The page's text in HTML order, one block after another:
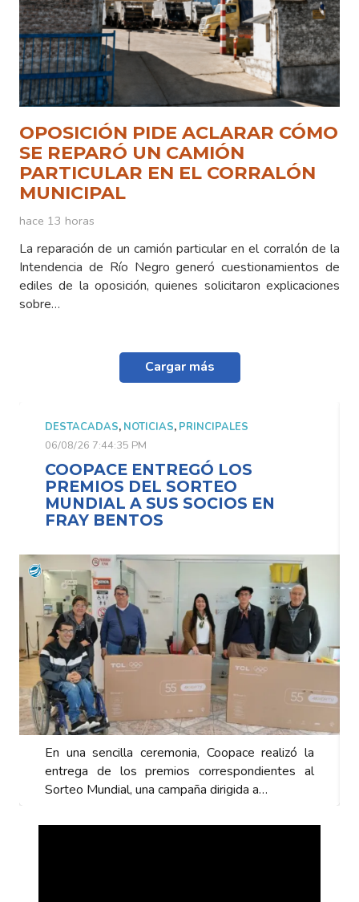
OPOSICIÓN PIDE ACLARAR CÓMO
SE REPARÓ UN CAMIÓN
PARTICULAR EN EL CORRALÓN
MUNICIPAL
hace 13 horas
La reparación de un camión particular en el corralón de la
Intendencia de Río Negro generó cuestionamientos de
ediles de la oposición, quienes solicitaron explicaciones
sobre…
Cargar más
DESTACADAS, NOTICIAS, PRINCIPALES
06/08/26 7:44:35 PM
COOPACE ENTREGÓ LOS
PREMIOS DEL SORTEO
MUNDIAL A SUS SOCIOS EN
FRAY BENTOS
En una sencilla ceremonia, Coopace realizó la
entrega de los premios correspondientes al
Sorteo Mundial, una campaña dirigida a…